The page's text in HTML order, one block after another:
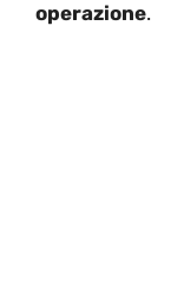
operazione.